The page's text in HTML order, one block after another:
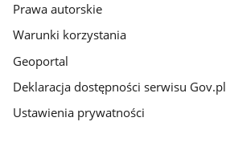
Prawa autorskie
Warunki korzystania
Geoportal
Deklaracja dostępności serwisu Gov.pl
Ustawienia prywatności